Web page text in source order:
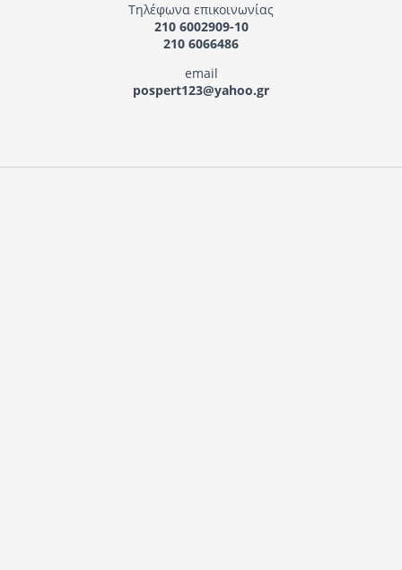
Τηλέφωνα επικοινωνίας
210 6002909-10
210 6066486
email
pospert123@yahoo.gr